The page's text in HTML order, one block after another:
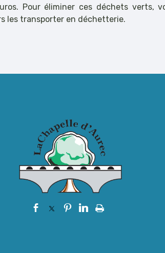
Pour éliminer ces déchets verts,
les transporter en déchetterie.